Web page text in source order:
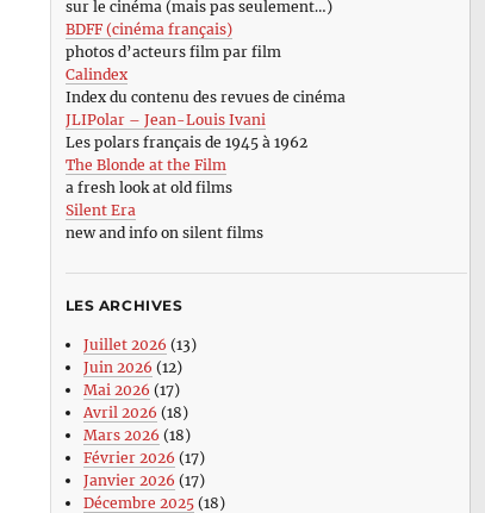
sur le cinéma (mais pas seulement…)
BDFF (cinéma français)
photos d’acteurs film par film
Calindex
Index du contenu des revues de cinéma
JLIPolar – Jean-Louis Ivani
Les polars français de 1945 à 1962
The Blonde at the Film
a fresh look at old films
Silent Era
new and info on silent films
LES ARCHIVES
Juillet 2026 (13)
Juin 2026 (12)
Mai 2026 (17)
Avril 2026 (18)
Mars 2026 (18)
Février 2026 (17)
Janvier 2026 (17)
Décembre 2025(18)